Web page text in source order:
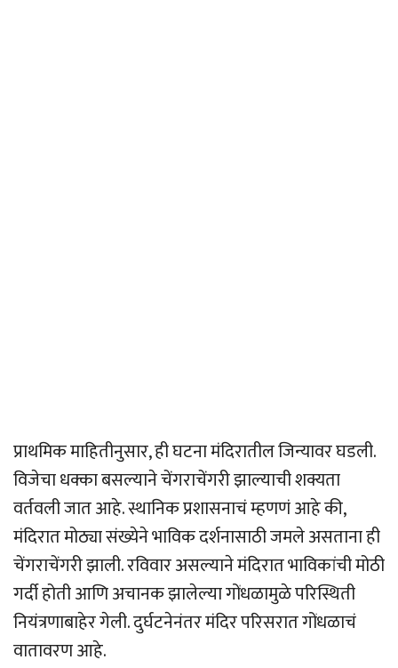
प्राथमिक माहितीनुसार, ही घटना मंदिरातील जिन्यावर घडली.
विजेचा धक्का बसल्याने चेंगराचेंगरी झाल्याची शक्यता
वर्तवली जात आहे. स्थानिक प्रशासनाचं म्हणणं आहे की,
मंदिरात मोठ्या संख्येने भाविक दर्शनासाठी जमले असताना ही
चेंगराचेंगरी झाली. रविवार असल्याने मंदिरात भाविकांची मोठी
गर्दी होती आणि अचानक झालेल्या गोंधळामुळे परिस्थिती
नियंत्रणाबाहेर गेली. दुर्घटनेनंतर मंदिर परिसरात गोंधळाचं
वातावरण आहे.